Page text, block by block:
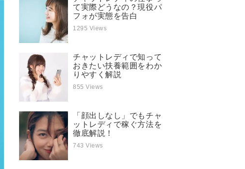
て実際どうなの？現役パ
フォが実態を告白
1295 Views
チャットレディで知って
おきたい扶養範囲をわか
りやすく解説
855 Views
「顔出しなし」でもチャ
ットレディで稼ぐ方法を
徹底解説！
743 Views